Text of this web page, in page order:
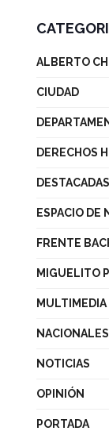
ALBERTO
CIUDAD
DERECHOS
DESTACADAS
ESPACIO DE
FRENTE
MIGUELITO
MULTIMEDIA
NACIONALES
NOTICIAS
OPINIÓN
PORTADA